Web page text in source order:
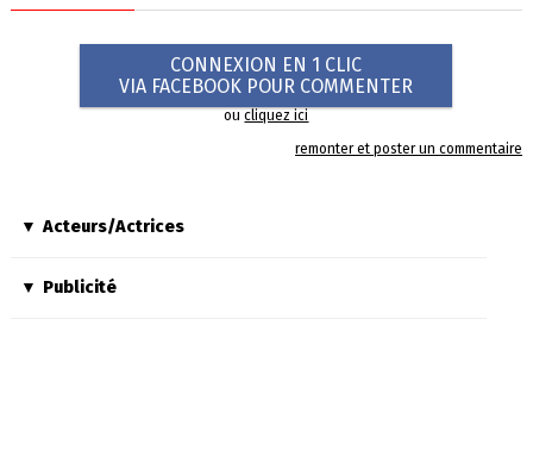
CONNEXION EN 1 CLIC
VIA FACEBOOK POUR COMMENTER
oucliquez ici
remonter et poster un commentaire
Acteurs/Actrices
Publicité